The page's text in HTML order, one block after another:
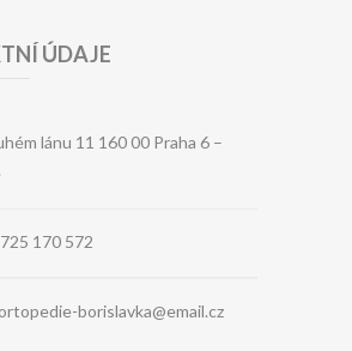
ÚDAJE
lánu 11 160 00 Praha 6 –
725 170 572
borislavka@email.cz